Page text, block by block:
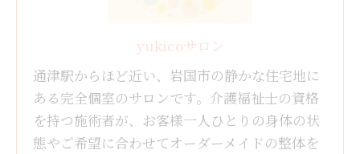
yukicoサロン
通津駅からほど近い、岩国市の静かな住宅地に
ある完全個室のサロンです。介護福祉士の資格
を持つ施術者が、お客様一人ひとりの身体の状
態やご希望に合わせてオーダーメイドの整体を